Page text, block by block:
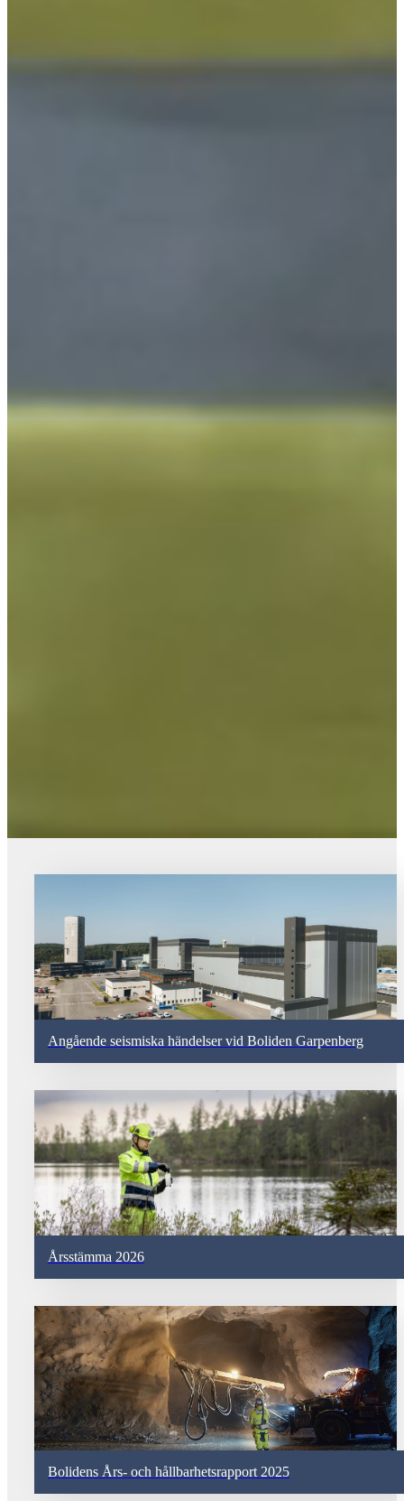
Angående seismiska händelser vid Boliden Garpenberg
Årsstämma 2026
Bolidens Års- och hållbarhetsrapport 2025